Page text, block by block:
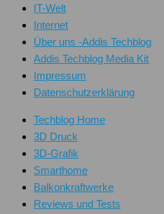
IT-Welt
Internet
Über uns -Addis Techblog
Addis Techblog Media Kit
Impressum
Datenschutzerklärung
Techblog Home
3D Druck
3D-Grafik
Smarthome
Balkonkraftwerke
Reviews und Tests